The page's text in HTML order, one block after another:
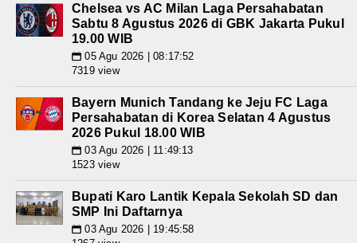
Chelsea vs AC Milan Laga Persahabatan
Sabtu 8 Agustus 2026 di GBK Jakarta Pukul
19.00 WIB
📅 05 Agu 2026 | 08:17:52
7319 view
Bayern Munich Tandang ke Jeju FC Laga
Persahabatan di Korea Selatan 4 Agustus
2026 Pukul 18.00 WIB
📅 03 Agu 2026 | 11:49:13
1523 view
Bupati Karo Lantik Kepala Sekolah SD dan
SMP Ini Daftarnya
📅 03 Agu 2026 | 19:45:58